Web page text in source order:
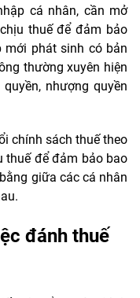
cá nhân, cần mở
thuế để đảm bảo
mới phát sinh có bản
thường xuyên hiện
nhượng quyền
chính sách thuế theo
thuế để đảm bảo bao
giữa các cá nhân
đánh thuế